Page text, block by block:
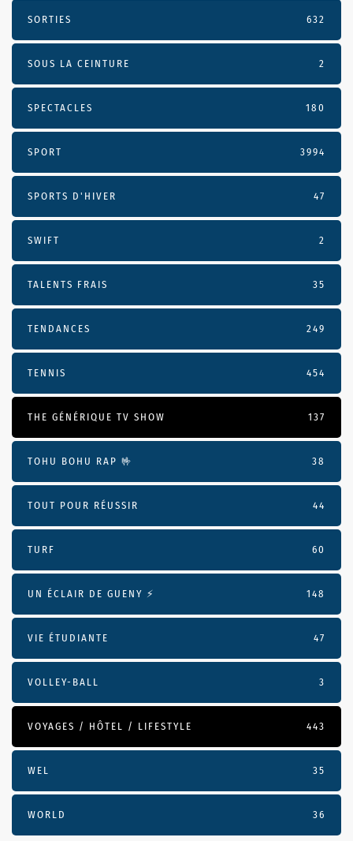
SORTIES 632
SOUS LA CEINTURE 2
SPECTACLES 180
SPORT 3994
SPORTS D'HIVER 47
SWIFT 2
TALENTS FRAIS 35
TENDANCES 249
TENNIS 454
THE GÉNÉRIQUE TV SHOW 137
TOHU BOHU RAP 🤟 38
TOUT POUR RÉUSSIR 44
TURF 60
UN ÉCLAIR DE GUENY ⚡️ 148
VIE ÉTUDIANTE 47
VOLLEY-BALL 3
VOYAGES / HÔTEL / LIFESTYLE 443
WEL 35
WORLD 36